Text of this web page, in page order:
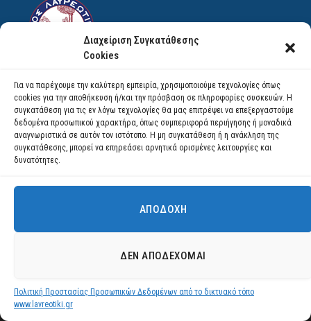
Διαχείριση Συγκατάθεσης
Cookies
Για να παρέχουμε την καλύτερη εμπειρία, χρησιμοποιούμε τεχνολογίες όπως
cookies για την αποθήκευση ή/και την πρόσβαση σε πληροφορίες συσκευών. Η
συγκατάθεση για τις εν λόγω τεχνολογίες θα μας επιτρέψει να επεξεργαστούμε
δεδομένα προσωπικού χαρακτήρα, όπως συμπεριφορά περιήγησης ή μοναδικά
αναγνωριστικά σε αυτόν τον ιστότοπο. Η μη συγκατάθεση ή η ανάκληση της
συγκατάθεσης, μπορεί να επηρεάσει αρνητικά ορισμένες λειτουργίες και
δυνατότητες.
ΑΠΟΔΟΧΉ
ΔΕΝ ΑΠΟΔΈΧΟΜΑΙ
Πολιτική Προστασίας Προσωπικών Δεδομένων από το δικτυακό τόπο
www.lavreotiki.gr
FacebookYouTube Instagram
© 2026 ΔΗΜΟΣ ΛΑΥΡΕΩΤΙΚΗΣ All Rights Reserved Designed by EUROFIGURE
Χρησιμοποιούμε cookies για να σας προσφέρουμε τη βέλτιστη εμπειρία
πλοήγησης στον ιστότοπό μας.
ρυθμίσεις
Αποδοχή